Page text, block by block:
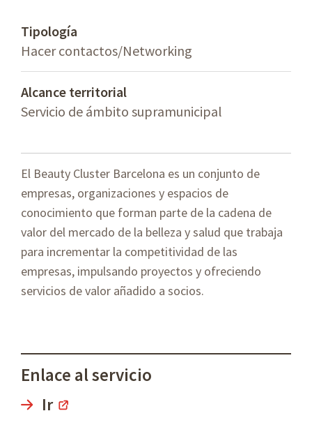
Tipología
Hacer contactos/Networking
Alcance territorial
Servicio de ámbito supramunicipal
El Beauty Cluster Barcelona es un conjunto de
empresas, organizaciones y espacios de
conocimiento que forman parte de la cadena de
valor del mercado de la belleza y salud que trabaja
para incrementar la competitividad de las
empresas, impulsando proyectos y ofreciendo
servicios de valor añadido a socios.
Enlace al servicio
Ir